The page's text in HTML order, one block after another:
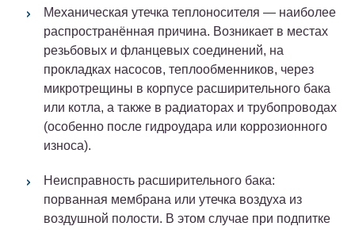
Механическая утечка теплоносителя — наиболее
распространённая причина. Возникает в местах
резьбовых и фланцевых соединений, на
прокладках насосов, теплообменников, через
микротрещины в корпусе расширительного бака
или котла, а также в радиаторах и трубопроводах
(особенно после гидроудара или коррозионного
износа).
Неисправность расширительного бака:
порванная мембрана или утечка воздуха из
воздушной полости. В этом случае при подпитке